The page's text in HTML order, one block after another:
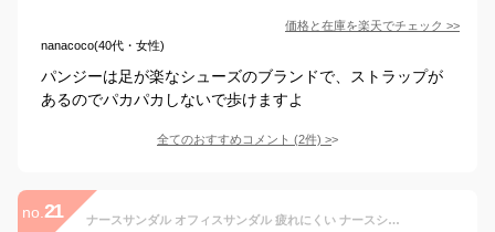
価格と在庫を楽天でチェック >>
nanacoco(40代・女性)
パンジーは足が楽なシューズのブランドで、ストラップが
あるのでパカパカしないで歩けますよ
全てのおすすめコメント (2件) >
no. 21 ナースサンダル オフィスサンダル 疲れにくい ナースシューズ レディース 仕事 オフィス ナース サンダル (ak-wz-400/SY-305m) 軽量 軽い 職場 室内履き 中履き 黒 白 ブラック ホワイト ブルー ピンク 軽くて履きやすいナースサンダル [宅配B]【送料無料】